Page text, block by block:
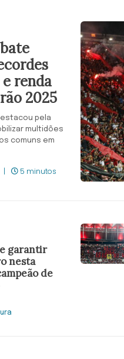
renda
2025
pela
multidões
comuns em
5 minutos
garantir
nesta
de